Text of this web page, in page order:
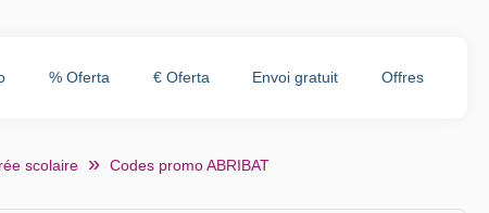
% Oferta € Oferta Envoi gratuit Offres
scolaire Codes promo ABRIBAT